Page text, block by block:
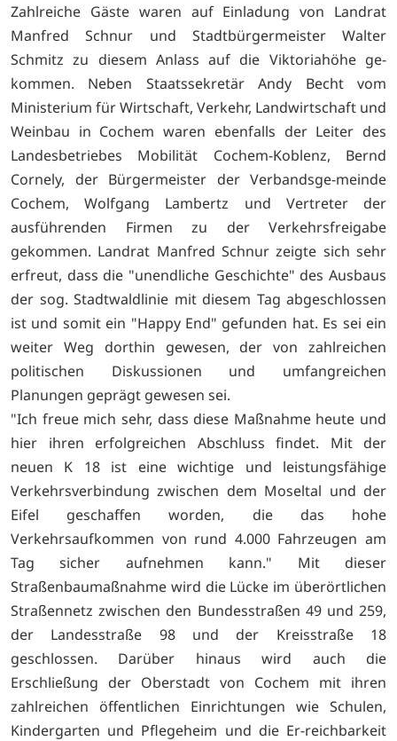
Zahlreiche Gäste waren auf Einladung von Landrat
Manfred Schnur und Stadtbürgermeister Walter
Schmitz zu diesem Anlass auf die Viktoriahöhe ge-
kommen. Neben Staatssekretär Andy Becht vom
Ministerium für Wirtschaft, Verkehr, Landwirtschaft und
Weinbau in Cochem waren ebenfalls der Leiter des
Landesbetriebes Mobilität Cochem-Koblenz, Bernd
Cornely, der Bürgermeister der Verbandsge-meinde
Cochem, Wolfgang Lambertz und Vertreter der
ausführenden Firmen zu der Verkehrsfreigabe
gekommen. Landrat Manfred Schnur zeigte sich sehr
erfreut, dass die "unendliche Geschichte" des Ausbaus
der sog. Stadtwaldlinie mit diesem Tag abgeschlossen
ist und somit ein "Happy End" gefunden hat. Es sei ein
weiter Weg dorthin gewesen, der von zahlreichen
politischen Diskussionen und umfangreichen
Planungen geprägt gewesen sei.
"Ich freue mich sehr, dass diese Maßnahme heute und
hier ihren erfolgreichen Abschluss findet. Mit der
neuen K 18 ist eine wichtige und leistungsfähige
Verkehrsverbindung zwischen dem Moseltal und der
Eifel geschaffen worden, die das hohe
Verkehrsaufkommen von rund 4.000 Fahrzeugen am
Tag sicher aufnehmen kann." Mit dieser
Straßenbaumaßnahme wird die Lücke im überörtlichen
Straßennetz zwischen den Bundesstraßen 49 und 259,
der Landesstraße 98 und der Kreisstraße 18
geschlossen. Darüber hinaus wird auch die
Erschließung der Oberstadt von Cochem mit ihren
zahlreichen öffentlichen Einrichtungen wie Schulen,
Kindergarten und Pflegeheim und die Er-reichbarkeit